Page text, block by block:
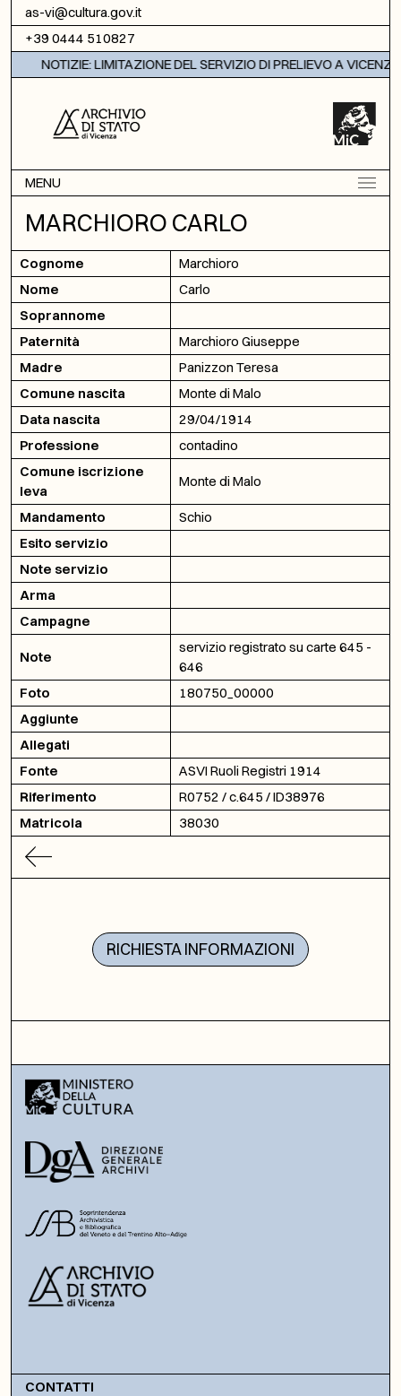
Vai al contenuto
as-vi@cultura.gov.it
+39 0444 510827
NOTIZIE: LIMITAZIONE DEL SERVIZIO DI PRELIEVO A VICENZA
MENU
MARCHIORO CARLO
Cognome
Marchioro
Nome
Carlo
Soprannome
Paternità
Marchioro Giuseppe
Madre
Panizzon Teresa
Comune nascita
Monte di Malo
Data nascita
29/04/1914
Professione
contadino
Comune iscrizione
leva
Monte di Malo
Mandamento
Schio
Esito servizio
Note servizio
Arma
Campagne
Note
servizio registrato su carte 645 -
646
Foto
180750_00000
Aggiunte
Allegati
Fonte
ASVI Ruoli Registri 1914
Riferimento
R0752 / c.645 / ID38976
Matricola
38030
RICHIESTA INFORMAZIONI
CONTATTI